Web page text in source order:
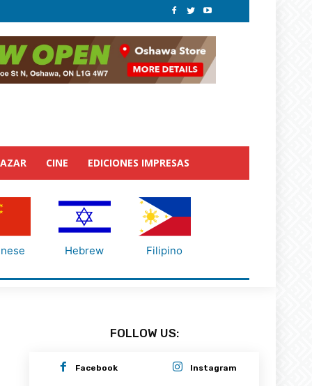
CINE EDICIONES IMPRESAS
Hebrew Filipino
FOLLOW US:
Facebook Instagram